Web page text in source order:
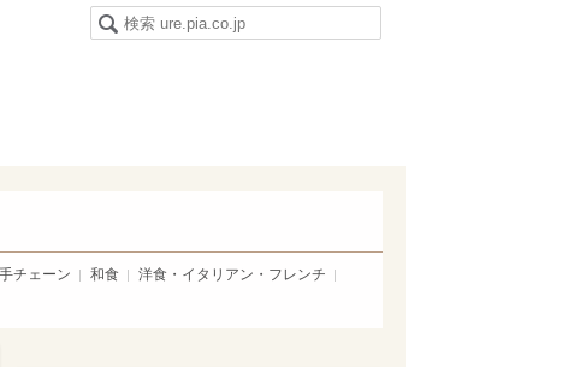
チェーン 和食
洋食・イタリアン・フレンチ